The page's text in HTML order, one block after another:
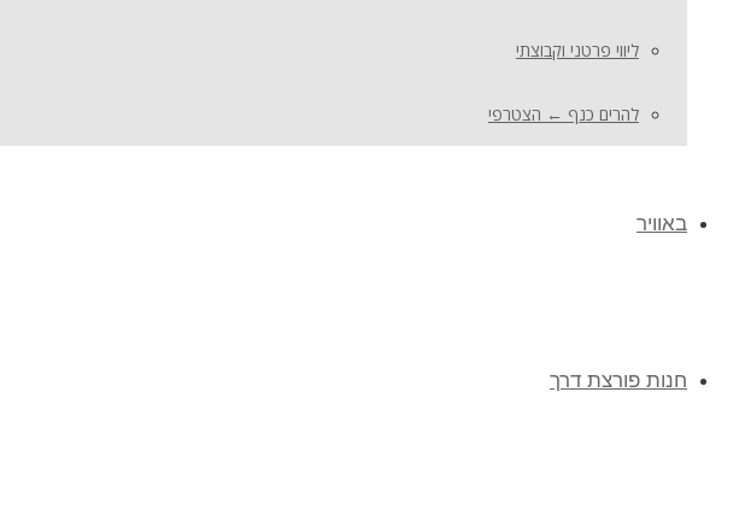
ליווי פרטני וקבוצתי
להרים כנף ← הצטרפי
באוויר
חנות פורצת דרך